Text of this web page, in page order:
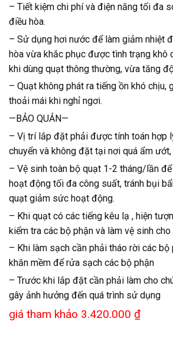
– Tiết kiệm chi phí và điện năng tối đa
điều hòa.
– Sử dụng hơi nước để làm giảm nhiệt
hòa vừa khắc phục được tình trạng khô
khi dùng quạt thông thường, vừa tăng
– Quạt không phát ra tiếng ồn khó chịu,
thoải mái khi nghỉ ngơi.
—BẢO QUẢN—
– Vị trí lắp đặt phải được tính toán hợp
chuyển và không đặt tại nơi quá ẩm
– Vệ sinh toàn bộ quạt 1-2 tháng/lần
hoạt động tối đa công suất, tránh bụi
quạt giảm sức hoạt động.
– Khi quạt có các tiếng kêu lạ , hiện
kiểm tra các bộ phận và làm vệ sinh cho
– Khi làm sạch cần phải tháo rời các bộ
khăn mềm để rửa sạch các bộ phận
– Trước khi lắp đặt cần phải làm cho
gây ảnh hưởng đến quá trình sử dụng
giá tham khảo 3.420.000 ₫